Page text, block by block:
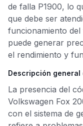
de falla P1900, lo
que debe ser
funcionamiento del
puede generar
el rendimiento y
Descripción general
La presencia del
Volkswagen Fox
con el sistema de